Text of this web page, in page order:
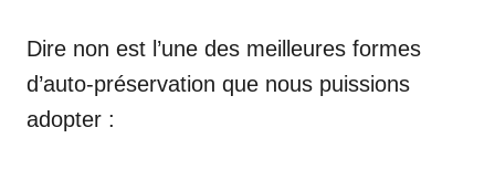
Dire non est l’une des meilleures formes
d’auto-préservation que nous puissions
adopter :